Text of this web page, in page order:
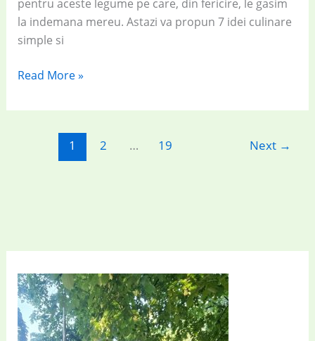
pentru aceste legume pe care, din fericire, le gasim
la indemana mereu. Astazi va propun 7 idei culinare
simple si
Retete
cu
dovlecei:
Read More »
1 2 … 19 Next →